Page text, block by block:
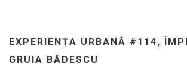
EXPERIENȚA URBANĂ #114,
GRUIA BĂDESCU